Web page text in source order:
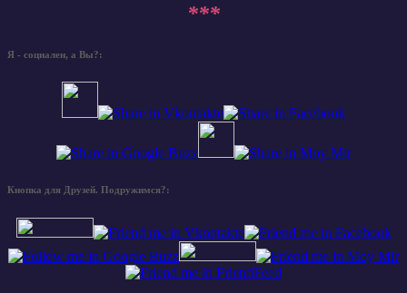
***
Я - социален, а Вы?:
Кнопка для Друзей. Подружимся?: